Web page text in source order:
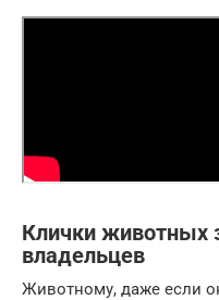
Клички животных
владельцев
Животному, даже если